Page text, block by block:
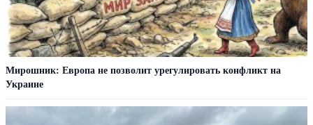
Мирошник: Европа не позволит урегулировать конфликт на
Украине